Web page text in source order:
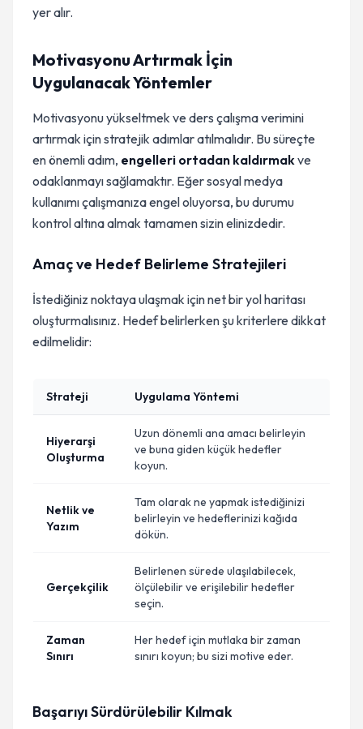
yer alır.
Motivasyonu Artırmak İçin
Uygulanacak Yöntemler
Motivasyonu yükseltmek ve ders çalışma verimini
artırmak için stratejik adımlar atılmalıdır. Bu süreçte
en önemli adım, engelleri ortadan kaldırmakve
odaklanmayı sağlamaktır. Eğer sosyal medya
kullanımı çalışmanıza engel oluyorsa, bu durumu
kontrol altına almak tamamen sizin elinizdedir.
Amaç ve Hedef Belirleme Stratejileri
İstediğiniz noktaya ulaşmak için net bir yol haritası
oluşturmalısınız. Hedef belirlerken şu kriterlere dikkat
edilmelidir:
Strateji Uygulama Yöntemi
Hiyerarşi
Oluşturma
Uzun dönemli ana amacı belirleyin
ve buna giden küçük hedefler
koyun.
Netlik ve
Yazım
Tam olarak ne yapmak istediğinizi
belirleyin ve hedeflerinizi kağıda
dökün.
Gerçekçilik
Belirlenen sürede ulaşılabilecek,
ölçülebilir ve erişilebilir hedefler
seçin.
Zaman
Sınırı
Her hedef için mutlaka bir zaman
sınırı koyun; bu sizi motive eder.
Başarıyı Sürdürülebilir Kılmak